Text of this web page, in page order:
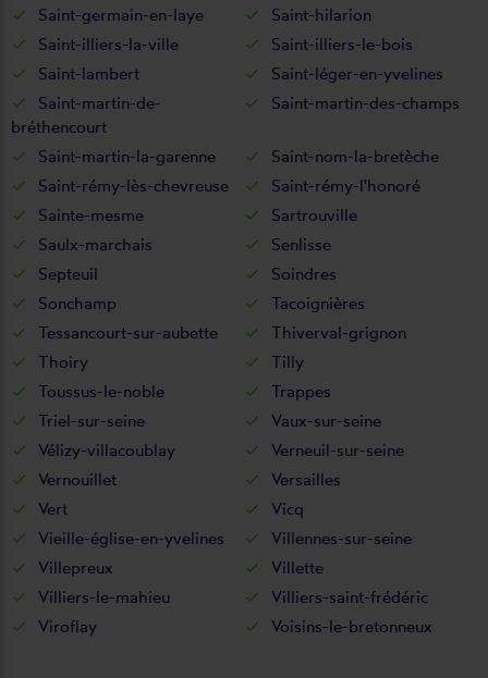
Saint-germain-en-laye
Saint-hilarion
Saint-illiers-la-ville
Saint-illiers-le-bois
Saint-lambert
Saint-léger-en-yvelines
Saint-martin-de-
bréthencourt
Saint-martin-des-champs
Saint-martin-la-garenne
Saint-nom-la-bretèche
Saint-rémy-lès-chevreuse
Saint-rémy-l'honoré
Sainte-mesme
Sartrouville
Saulx-marchais
Senlisse
Septeuil
Soindres
Sonchamp
Tacoignières
Tessancourt-sur-aubette
Thiverval-grignon
Thoiry
Tilly
Toussus-le-noble
Trappes
Triel-sur-seine
Vaux-sur-seine
Vélizy-villacoublay
Verneuil-sur-seine
Vernouillet
Versailles
Vert
Vicq
Vieille-église-en-yvelines
Villennes-sur-seine
Villepreux
Villette
Villiers-le-mahieu
Villiers-saint-frédéric
Viroflay
Voisins-le-bretonneux